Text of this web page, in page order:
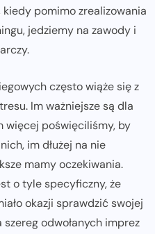
kiedy pomimo zrealizowania
jedziemy na zawody i
często wiąże się z
Im ważniejsze są dla
więcej poświęciliśmy, by
im dłużej na nie
mamy oczekiwania.
o tyle specyficzny, że
okazji sprawdzić swojej
odwołanych imprez